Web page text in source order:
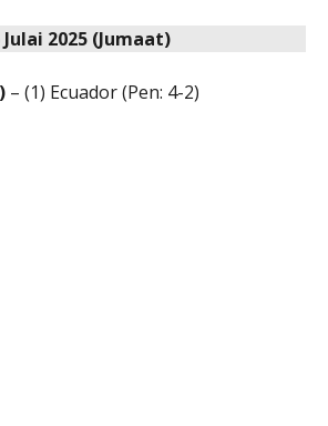
Julai 2025 (Jumaat)
– (1) Ecuador (Pen: 4-2)